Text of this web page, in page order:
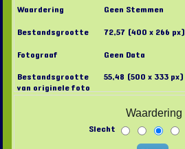
Waardering
Geen Stemmen
Bestandsgrootte
72,57 (400 x 266 px)
Fotograaf
Geen Data
Bestandsgrootte
van originele foto
55,48 (500 x 333 px)
Waardering
Slecht